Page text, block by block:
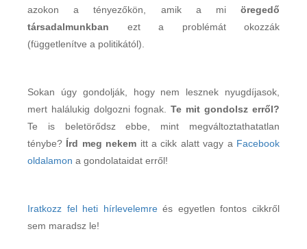
azokon a tényezőkön, amik a mi öregedő
társadalmunkban ezt a problémát okozzák
(függetlenítve a politikától).
Sokan úgy gondolják, hogy nem lesznek nyugdíjasok,
mert halálukig dolgozni fognak. Te mit gondolsz erről?
Te is beletörődsz ebbe, mint megváltoztathatatlan
ténybe? Írd meg nekem itt a cikk alatt vagy a Facebook
oldalamon a gondolataidat erről!
Iratkozz fel heti hírlevelemre és egyetlen fontos cikkről
sem maradsz le!